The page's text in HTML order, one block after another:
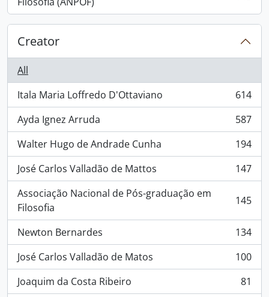
Creator
All
Itala Maria Loffredo D'Ottaviano
, 614 results
614
Ayda Ignez Arruda
, 587 results
587
Walter Hugo de Andrade Cunha
, 194 results
194
José Carlos Valladão de Mattos
, 147 results
147
Associação Nacional de Pós-graduação em
Filosofia
, 145 results 145
Newton Bernardes
, 134 results
134
José Carlos Valladão de Matos
, 100 results
100
Joaquim da Costa Ribeiro
, 81 results
81